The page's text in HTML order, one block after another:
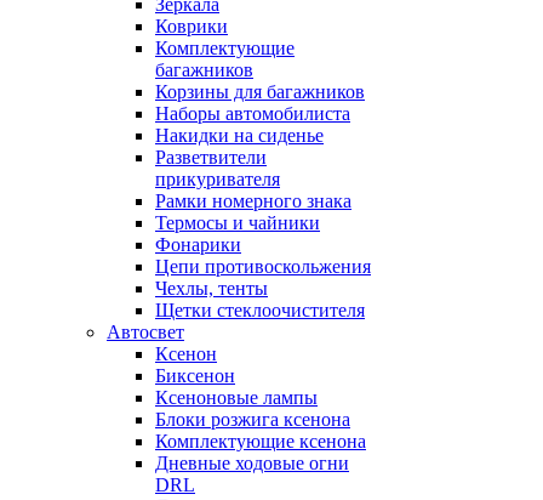
Коврики
Комплектующие
багажников
Корзины для багажников
Наборы автомобилиста
Накидки на сиденье
Разветвители
прикуривателя
Рамки номерного знака
Термосы и чайники
Фонарики
Цепи противоскольжения
Чехлы, тенты
Щетки стеклоочистителя
Автосвет
Ксенон
Биксенон
Ксеноновые лампы
Блоки розжига ксенона
Комплектующие ксенона
Дневные ходовые огни
DRL